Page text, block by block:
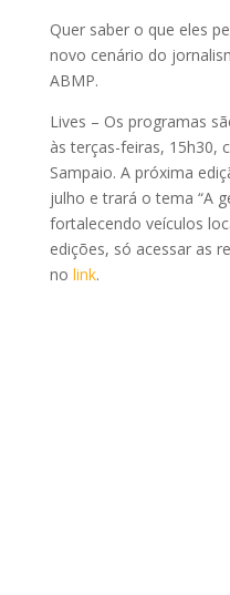
Quer saber o que eles
novo cenário do
ABMP.
Lives – Os programas
às terças-feiras, 15h30,
Sampaio. A próxima
julho e trará o tema “A
fortalecendo veículos
edições, só acessar as
no link.